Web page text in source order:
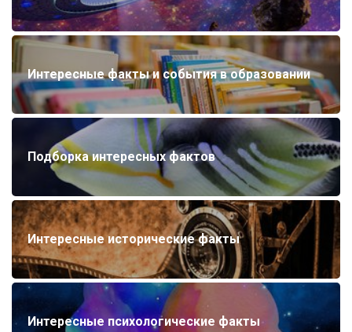
Интересные факты и события в образовании
Подборка интересных фактов
Интересные исторические факты
Интересные психологические факты